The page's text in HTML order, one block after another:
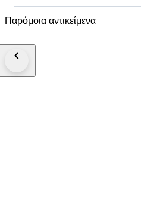
die wir keinerlei Garantie übernehmen.
Παρόμοια αντικείμενα